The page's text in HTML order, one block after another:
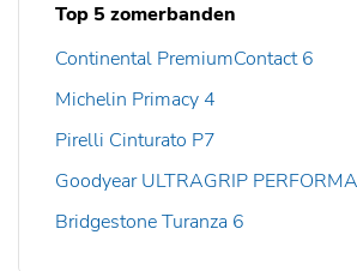
Top 5 zomerbanden
Continental PremiumContact 6
Michelin Primacy 4
Pirelli Cinturato P7
Goodyear ULTRAGRIP
Bridgestone Turanza 6